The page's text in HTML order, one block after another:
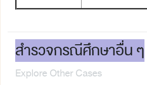
สำรวจกรณีศึกษาอื่น ๆ
Explore Other Cases